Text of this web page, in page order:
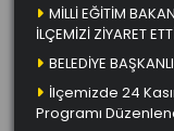
MİLLİ EĞİTİM
İLÇEMİZİ ZİYARET
BELEDİYE
İlçemizde 24
Programı